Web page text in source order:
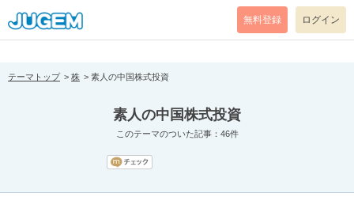
[pear_error: message="Success" code=0 mode=return level=notice
prefix="" info=""]
無料登録 ログイン
テーマトップ 株 素人の中国株式投資
素人の中国株式投資
このテーマのついた記事：46件